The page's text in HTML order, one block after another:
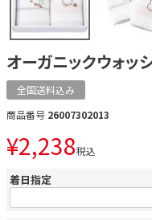
オーガニックウォッ
全国送料込み
商品番号 26007302013
¥2,238税込
着日指定